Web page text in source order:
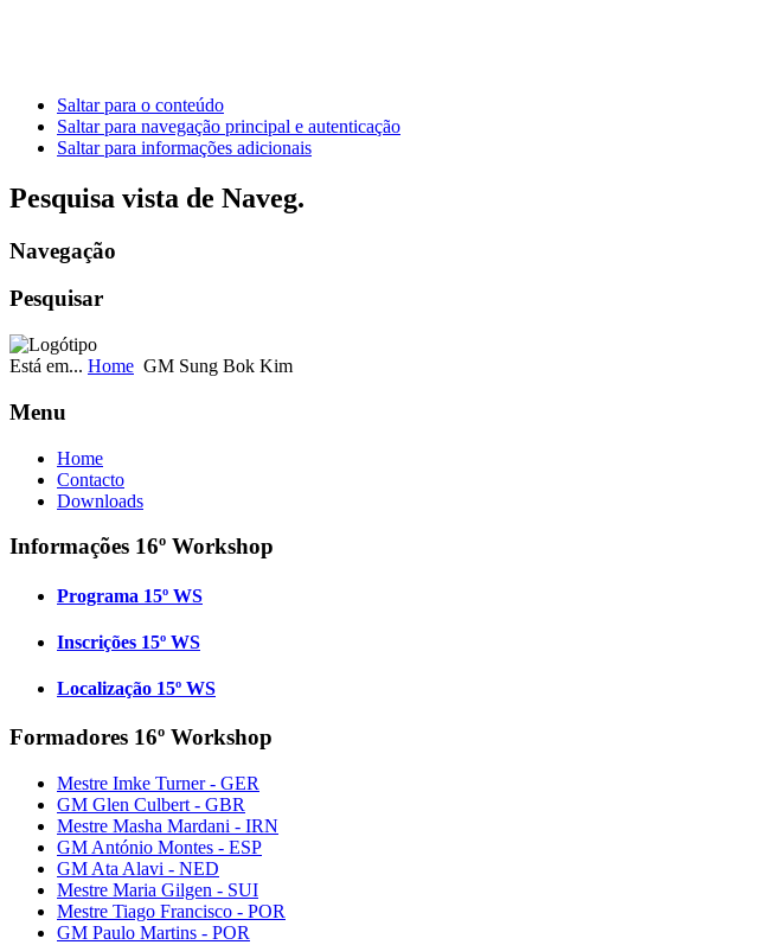
Saltar para o conteúdo
Saltar para navegação principal e autenticação
Saltar para informações adicionais
Pesquisa vista de Naveg.
Navegação
Pesquisar
Está em... Home GM Sung Bok Kim
Menu
Home
Contacto
Downloads
Informações 16º Workshop
Programa 15º WS
Inscrições 15º WS
Localização 15º WS
Formadores 16º Workshop
Mestre Imke Turner - GER
GM Glen Culbert - GBR
Mestre Masha Mardani - IRN
GM António Montes - ESP
GM Ata Alavi - NED
Mestre Maria Gilgen - SUI
Mestre Tiago Francisco - POR
GM Paulo Martins - POR